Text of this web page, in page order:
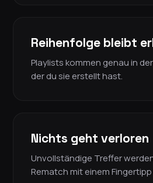
Reihenfolge bleibt
Playlists kommen genau in
der du sie erstellt hast.
Nichts geht verloren
Unvollständige Treffer
Rematch mit einem